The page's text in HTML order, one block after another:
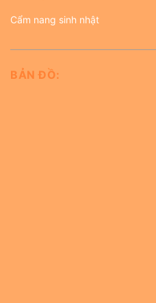
Cẩm nang sinh nhật
BẢN ĐỒ: